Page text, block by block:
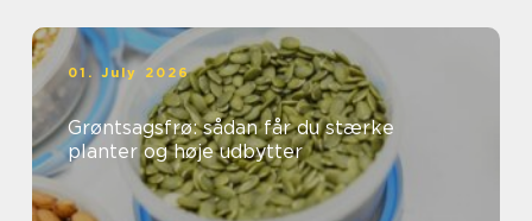
01. July 2026
Grøntsagsfrø: sådan får du stærke
planter og høje udbytter